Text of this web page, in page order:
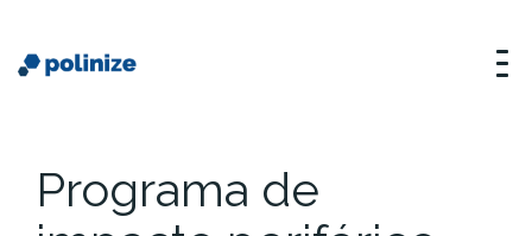
Programa de